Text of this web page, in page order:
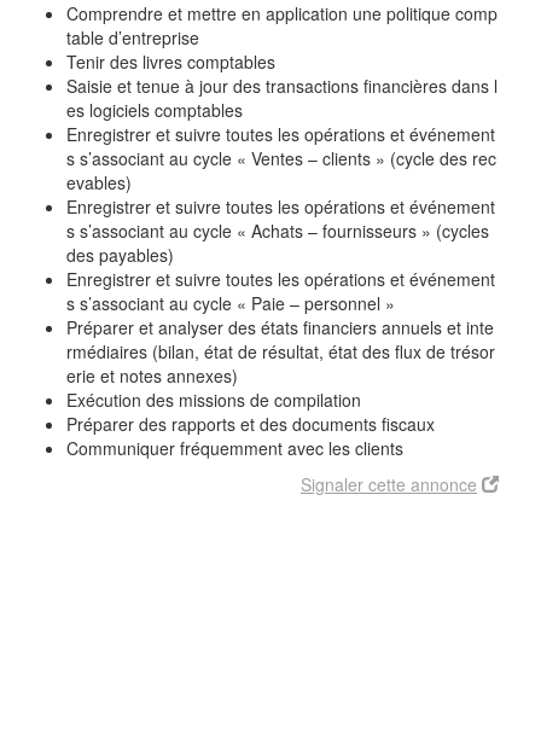
Comprendre et mettre en application une politique comp
table d’entreprise
Tenir des livres comptables
Saisie et tenue à jour des transactions financières dans l
es logiciels comptables
Enregistrer et suivre toutes les opérations et événement
s s’associant au cycle « Ventes – clients » (cycle des rec
evables)
Enregistrer et suivre toutes les opérations et événement
s s’associant au cycle « Achats – fournisseurs » (cycles
des payables)
Enregistrer et suivre toutes les opérations et événement
s s’associant au cycle « Paie – personnel »
Préparer et analyser des états financiers annuels et inte
rmédiaires (bilan, état de résultat, état des flux de trésor
erie et notes annexes)
Exécution des missions de compilation
Préparer des rapports et des documents fiscaux
Communiquer fréquemment avec les clients
Signaler cette annonce